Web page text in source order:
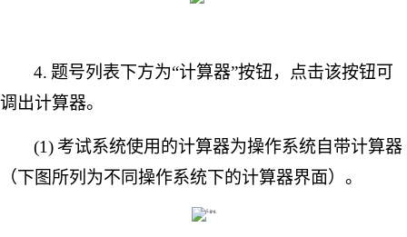
4. 题号列表下方为“计算器”按钮，点击该按钮可
调出计算器。
(1) 考试系统使用的计算器为操作系统自带计算器
（下图所列为不同操作系统下的计算器界面）。